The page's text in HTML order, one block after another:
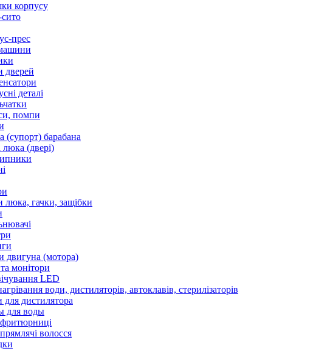
корпусу
прес
дверей
деталі
помпи
(супорт) барабана
люка (двері)
люка, гачки, защібки
двигуна (мотора)
монітори
LED
води, дистиляторів, автоклавів, стерилізаторів
дистилятора
для воды
волосся